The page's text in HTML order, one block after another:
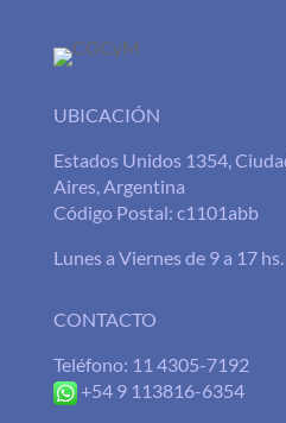
UBICACIÓN
Estados Unidos 1354,
Aires, Argentina
Código Postal: c1101abb
Lunes a Viernes de 9 a 17 hs.
CONTACTO
Teléfono: 11 4305-7192
+54 9 113816-6354